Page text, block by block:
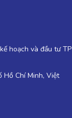
hoạch và đầu tư TP
Hồ Chí Minh, Việt